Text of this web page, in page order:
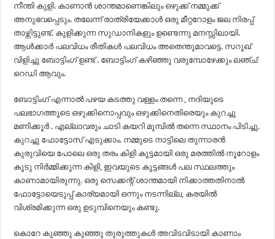
നീന്തി കുളി. കാണാൻ ശാന്തമാണെങ്കിലും ഒഴുക്ക് നമ്മുക്ക്
അനുഭവപ്പെടും. തലേന്ന് രാത്രിയേക്കാൾ ഒരു മീറ്ററോളം ജല നിരപ്പ്
താഴ്ന്നിട്ടുണ്ട്. കുളിക്കുന്ന സുഡാനികളും ഉണ്ടെന്നു മനസ്സിലായി.
ആൾക്കാർ പലവിധം രീതികൾ പലവിധം അതെന്തുമാവട്ടെ. സറൂഖ്‌
വിളിച്ചു ബോട്ടിംഗ് ഉണ്ട് . ബോട്ടിംഗ് കഴിഞ്ഞു വരുമ്പോഴേക്കും ലഞ്ച്
റെഡി ആവും.
ബോട്ടിംഗ് എന്നാൽ പഴയ കടത്തു വള്ളം തന്നെ , നദിയുടെ
പലഭാഗത്തൂടെ ഒഴുക്കിനൊപ്പവും ഒഴുക്കിനെതിരെയും കുറച്ചു
മണിക്കൂർ . എല്ലാവരും ചാടി കയറി മുമ്പിൽ തന്നെ സ്ഥാനം പിടിച്ചു.
കുറച്ചു ഫോട്ടോസ് എടുക്കാം. നമ്മുടെ നാട്ടിലെ തുന്നാരൻ
കുരുവിയെ പോലെ ഒരു തരം കിളി കൂട്ടമായി ഒരു മരത്തിൽ നൂറോളം
കൂടു നിർമ്മിക്കുന്ന കിളി, ഇവയുടെ കൂട്ടങ്ങൾ പല സ്ഥലത്തും
കാണാമായിരുന്നു. ഒരു സെക്കന്റ് ശാന്തമായി നിക്കാത്തതിനാൽ
ഫോട്ടോയെടുപ്പ് കാര്യമായി ഒന്നും നടന്നില്ല, കരയിൽ
വിശ്രമിക്കുന്ന ഒരു ഉടുമ്പിനെയും കണ്ടു.
കൊറേ കുഞ്ഞു കുഞ്ഞു തുരുത്തുകൾ അവിടവിടായി കാണാം